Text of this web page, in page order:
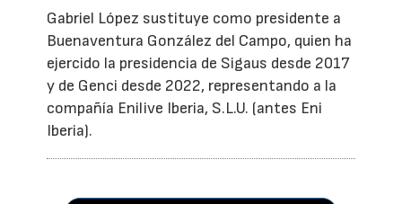
Gabriel López sustituye como presidente a
Buenaventura González del Campo, quien ha
ejercido la presidencia de Sigaus desde 2017
y de Genci desde 2022, representando a la
compañía Enilive Iberia, S.L.U. (antes Eni
Iberia).